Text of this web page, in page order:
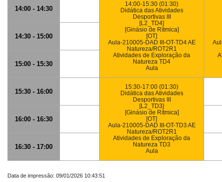
14:00 - 14:30
14:00-15:30 (01:30)
Didática das Atividades
Desportivas III
[L2_TD4]
[Ginásio de Rítmica]
[OT]
Aula-210005-DAD III-OT-TD4 AE
Natureza/ROT2R1
Atividades de Exploração da
Natureza TD4
Aula
14:30 - 15:00
15:00 - 15:30
15:30 - 16:00
15:30-17:00 (01:30)
Didática das Atividades
Desportivas III
[L2_TD3]
[Ginásio de Rítmica]
[OT]
Aula-210005-DAD III-OT-TD3 AE
Natureza/ROT2R1
Atividades de Exploração da
Natureza TD3
Aula
16:00 - 16:30
16:30 - 17:00
Data de impressão: 09/01/2026 10:43:51